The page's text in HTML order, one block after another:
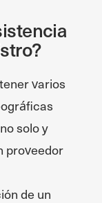
varios
solo y
proveedor
de un